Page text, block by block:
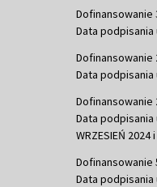
Dofinansowanie
Data podpisania
Dofinansowanie
Data podpisania
Dofinansowanie
Data
WRZESIEŃ 2024
Dofinansowanie
Data podpisania